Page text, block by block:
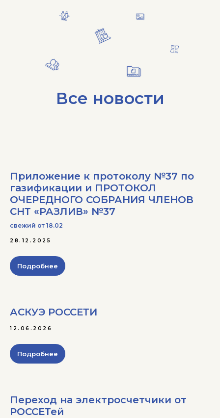
Все новости
Приложение к протоколу №37 по
газификации и ПРОТОКОЛ
ОЧЕРЕДНОГО СОБРАНИЯ ЧЛЕНОВ
СНТ «РАЗЛИВ» №37
свежий от 18.02
28.12.2025
Подробнее
АСКУЭ РОССЕТИ
12.06.2026
Подробнее
Переход на электросчетчики от
РОССЕТей